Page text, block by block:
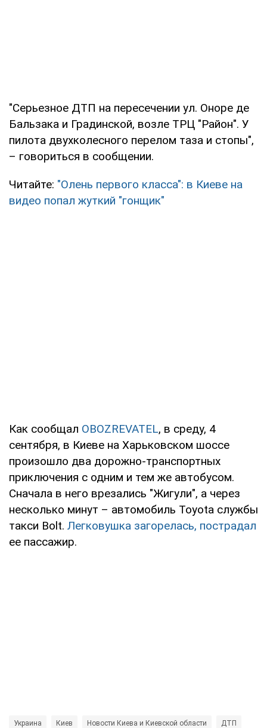
"Серьезное ДТП на пересечении ул. Оноре де
Бальзака и Градинской, возле ТРЦ "Район". У
пилота двухколесного перелом таза и стопы",
– говориться в сообщении.
Читайте: "Олень первого класса": в Киеве на
видео попал жуткий "гонщик"
Как сообщал OBOZREVATEL, в среду, 4
сентября, в Киеве на Харьковском шоссе
произошло два дорожно-транспортных
приключения с одним и тем же автобусом.
Сначала в него врезались "Жигули", а через
несколько минут – автомобиль Toyota службы
такси Bolt. Легковушка загорелась, пострадал
ее пассажир.
Украина Киев Новости Киева и Киевской области ДТП